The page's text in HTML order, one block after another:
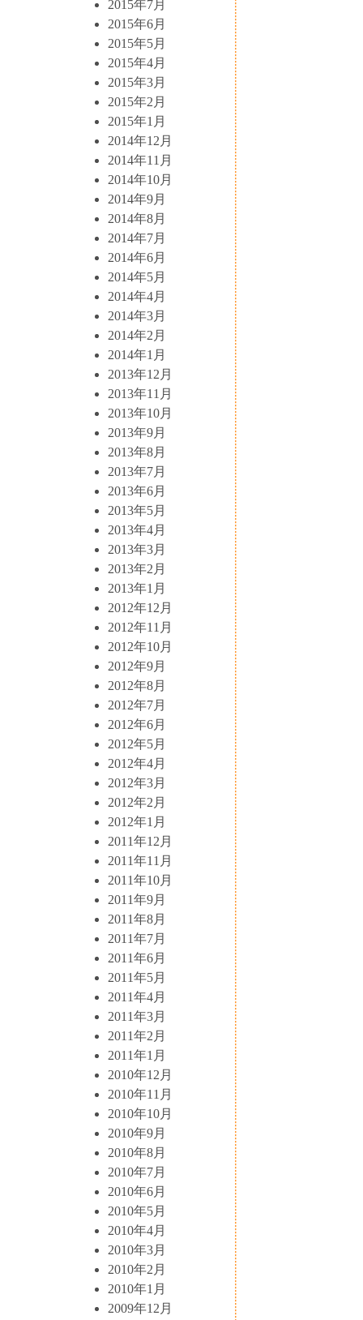
2015年7月
2015年6月
2015年5月
2015年4月
2015年3月
2015年2月
2015年1月
2014年12月
2014年11月
2014年10月
2014年9月
2014年8月
2014年7月
2014年6月
2014年5月
2014年4月
2014年3月
2014年2月
2014年1月
2013年12月
2013年11月
2013年10月
2013年9月
2013年8月
2013年7月
2013年6月
2013年5月
2013年4月
2013年3月
2013年2月
2013年1月
2012年12月
2012年11月
2012年10月
2012年9月
2012年8月
2012年7月
2012年6月
2012年5月
2012年4月
2012年3月
2012年2月
2012年1月
2011年12月
2011年11月
2011年10月
2011年9月
2011年8月
2011年7月
2011年6月
2011年5月
2011年4月
2011年3月
2011年2月
2011年1月
2010年12月
2010年11月
2010年10月
2010年9月
2010年8月
2010年7月
2010年6月
2010年5月
2010年4月
2010年3月
2010年2月
2010年1月
2009年12月